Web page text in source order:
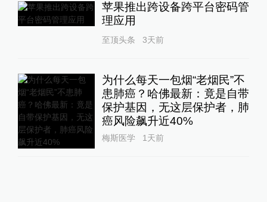
苹果推出跨设备跨平台密码管
理应用
至顶头条 3天前
为什么每天一包烟“老烟民”不
患肺癌？哈佛最新：竟是自带
保护基因，无这层保护者，肺
癌风险飙升近40%
梅斯医学 1天前